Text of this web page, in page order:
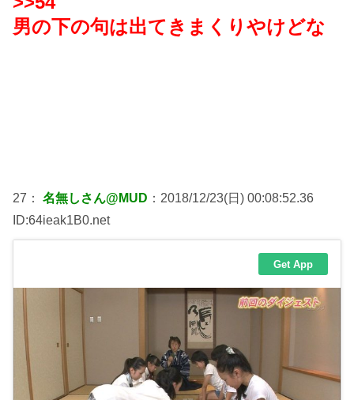
男の下の句は出てきまくりやけどな
27： 名無しさん@MUD ：2018/12/23(日) 00:08:52.36
ID:64ieak1B0.net